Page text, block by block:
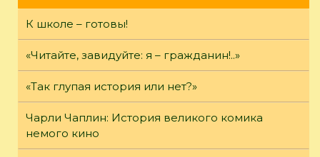
К школе – готовы!
«Читайте, завидуйте: я – гражданин!..»
«Так глупая история или нет?»
Чарли Чаплин: История великого комика
немого кино